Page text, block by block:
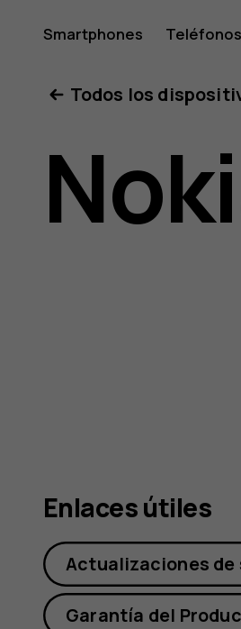
de
1.3
Smartphones
Todos los
Enlaces útiles
Actualizaciones
Garantía del